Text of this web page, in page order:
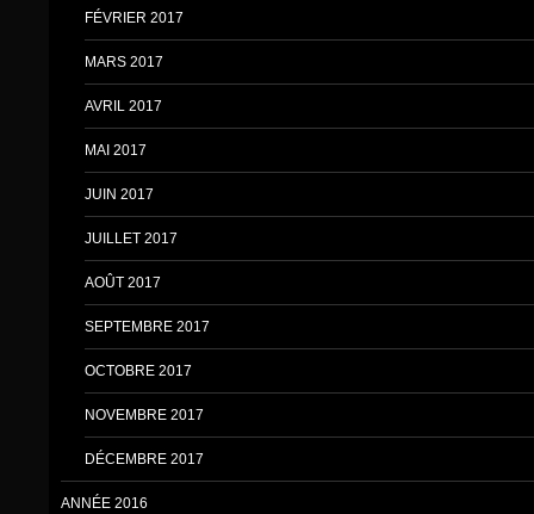
FÉVRIER 2017
MARS 2017
AVRIL 2017
MAI 2017
JUIN 2017
JUILLET 2017
AOÛT 2017
SEPTEMBRE 2017
OCTOBRE 2017
NOVEMBRE 2017
DÉCEMBRE 2017
ANNÉE 2016